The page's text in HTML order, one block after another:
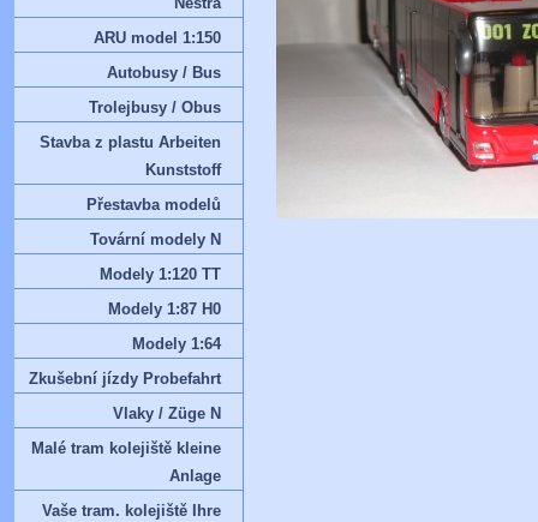
ARU model 1:150
Autobusy / Bus
Trolejbusy / Obus
Stavba z plastu Arbeiten
Kunststoff
Přestavba modelů
Tovární modely N
Modely 1:120 TT
Modely 1:87 H0
Modely 1:64
Zkušební jízdy Probefahrt
Vlaky / Züge N
Malé tram kolejiště kleine
Anlage
Vaše tram. kolejiště Ihre